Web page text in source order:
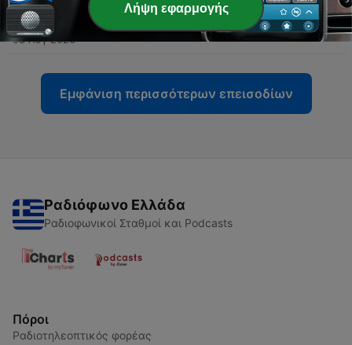
12275 - Κινέζικα Μικιμάο - 08/08/2026
08 Αύγ 2026
Εμφάνιση περισσότερων επεισοδίων
Ραδιόφωνο Ελλάδα
Ραδιοφωνικοί Σταθμοί και Podcasts
Πόροι
Ραδιοτηλεοπτικός φορέας
Λήψη εφαρμογής